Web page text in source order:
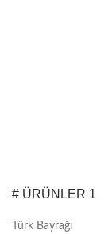
# ÜRÜNLER 1
Türk Bayrağı